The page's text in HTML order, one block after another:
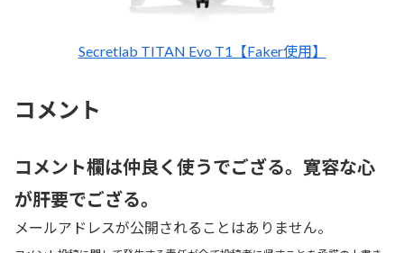
Secretlab TITAN Evo T1【Faker使用】
コメント
コメント欄は仲良く使うでござる。寛容な心
が肝要でござる。
メールアドレスが公開されることはありません。